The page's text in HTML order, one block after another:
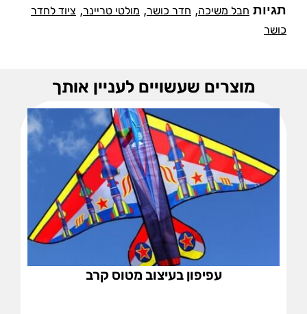
תגיות חבל משיכה, חדר כושר, מולטי טריינר, ציוד לחדר
כושר
מוצרים שעשויים לעניין אותך
עפיפון בעיצוב מטוס קרב